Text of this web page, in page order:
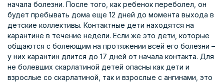
начала болезни. После того, как ребенок переболел, он
будет пребывать дома еще 12 дней до момента выхода в
детские коллективы. Контактные дети находятся на
карантине в течение недели. Если же это дети, которые
общаются с болеющим на протяжении всей его болезни –
у них карантин длится до 17 дней от начала контакта. Для
не болевших скарлатиной детей опасны как дети и
взрослые со скарлатиной, так и взрослые с ангинами, это